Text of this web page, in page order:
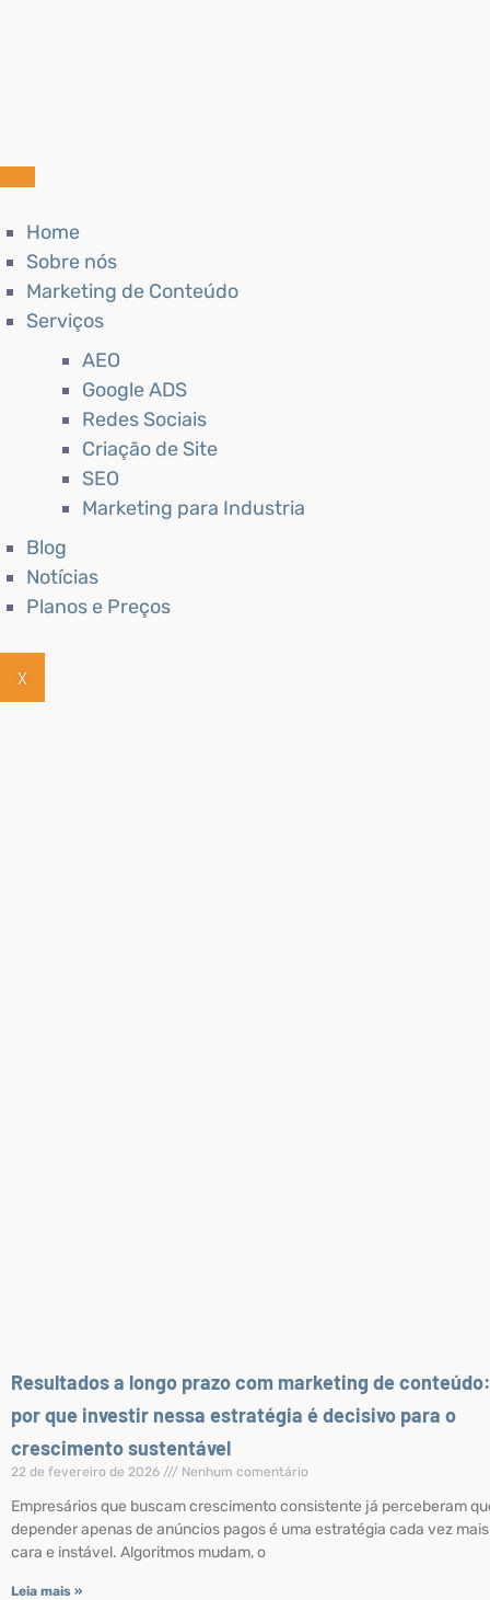
Home
Sobre nós
Marketing de Conteúdo
Serviços
AEO
Google ADS
Redes Sociais
Criação de Site
SEO
Marketing para Industria
Blog
Notícias
Planos e Preços
X
Resultados a longo prazo com marketing de conteúdo:
por que investir nessa estratégia é decisivo para o
crescimento sustentável
22 de fevereiro de 2026 Nenhum comentário
Empresários que buscam crescimento consistente já perceberam
depender apenas de anúncios pagos é uma estratégia cada vez mais
cara e instável. Algoritmos mudam, o
Leia mais »